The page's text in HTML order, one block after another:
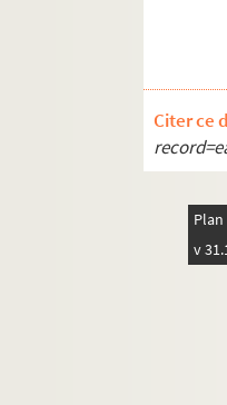
Citer ce
v